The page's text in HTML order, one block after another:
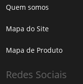
Quem somos
Mapa do Site
Mapa de Produto
Redes Sociais